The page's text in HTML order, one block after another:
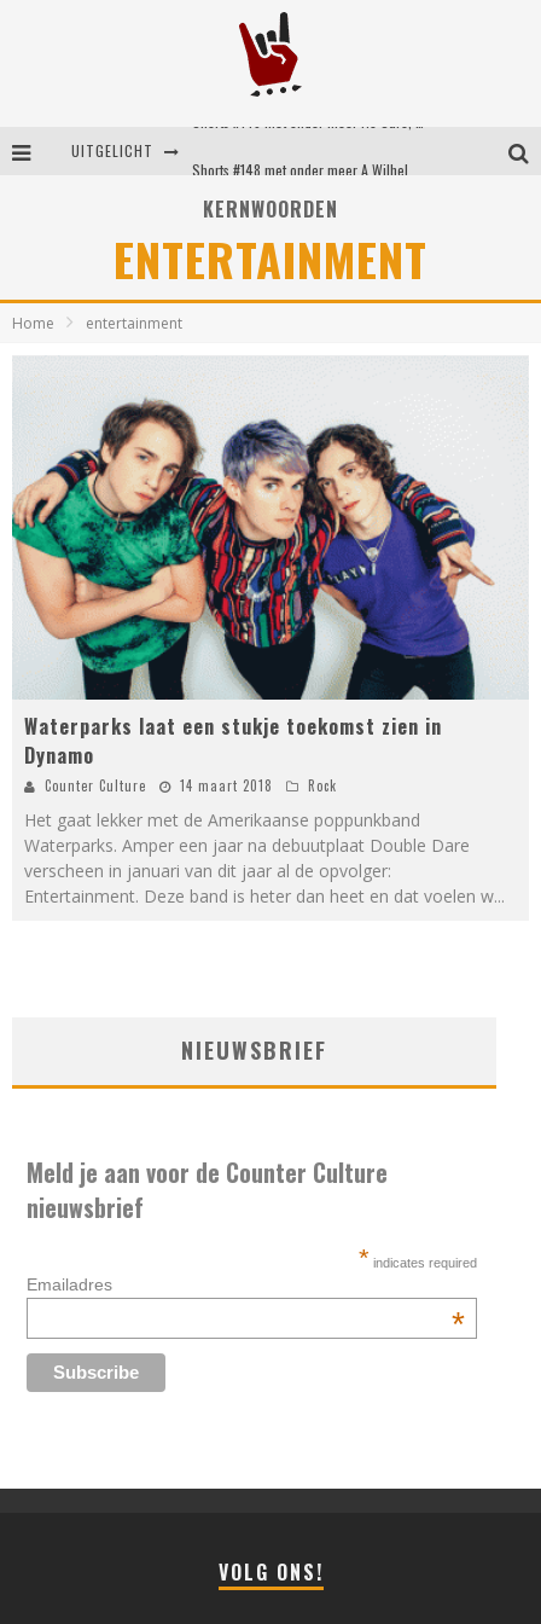
UITGELICHT
KERNWOORDEN
ENTERTAINMENT
Home entertainment
Waterparks laat een stukje toekomst zien in
Dynamo
Counter Culture 14 maart 2018 Rock
­Het gaat lekker met de Amerikaanse poppunkband
Waterparks. Amper een jaar na debuutplaat Double Dare
verscheen in januari van dit jaar al de opvolger:
Entertainment. Deze band is heter dan heet en dat voelen w...
NIEUWSBRIEF
Meld je aan voor de Counter Culture
nieuwsbrief
* indicates required
Emailadres
*
VOLG ONS!